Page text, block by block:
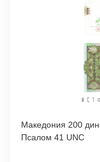
Македония 200
Псалом 41 UNC